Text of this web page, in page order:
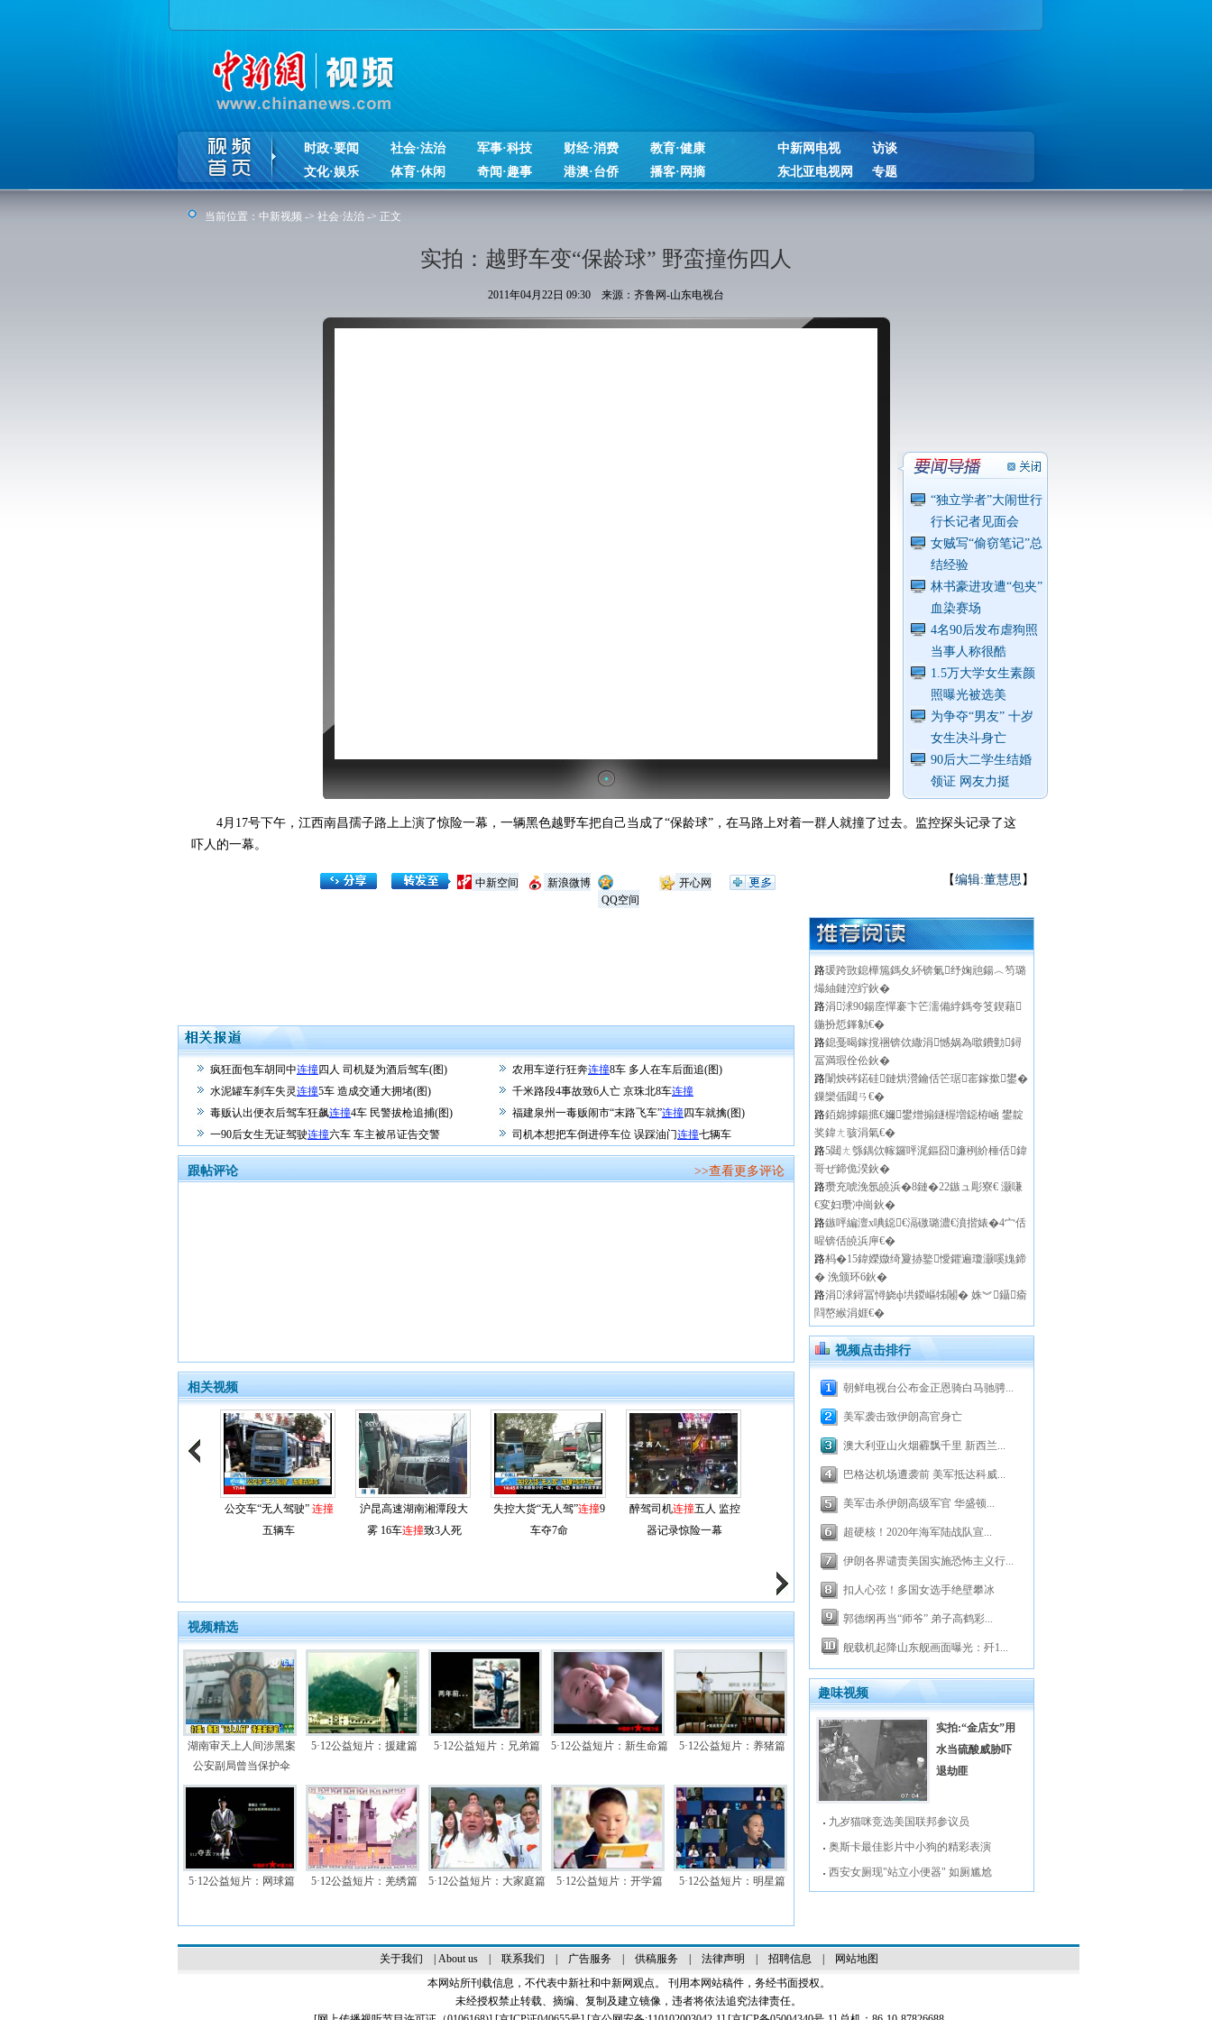
时政·要闻 社会·法治 军事·科技 财经·消费
教育·健康
文化·娱乐
体育·休闲 奇闻·趣事 港澳·台侨 播客·网摘
中新网电视
访谈
东北亚电视网
专题
当前位置： 中新视频 -> 社会·法治 -> 正文
实拍：越野车变“保龄球” 野蛮撞伤四人
2011年04月22日 09:30 来源：齐鲁网-山东电视台
“独立学者”大闹世行
行长记者见面会
女贼写“偷窃笔记”总
结经验
林书豪进攻遭“包夹”
血染赛场
4名90后发布虐狗照
当事人称很酷
1.5万大学女生素颜
照曝光被选美
为争夺“男友” 十岁
女生决斗身亡
90后大二学生结婚
领证 网友力挺
4月17号下午，江西南昌孺子路上上演了惊险一幕，一辆黑色越野车把自己当成了“保龄球”，在马路上对着一群人就撞了过去。监控探头记录了这
吓人的一幕。
【编辑:董慧思 】
开心网
QQ空间
新浪微博
中新空间
疯狂面包车胡同中连撞四人 司机疑为酒后驾车(图) 农用车逆行狂奔连撞8车 多人在车后面追(图)
水泥罐车刹车失灵连撞5车 造成交通大拥堵(图) 千米路段4事故致6人亡 京珠北8车连撞
毒贩认出便衣后驾车狂飙连撞4车 民警拔枪追捕(图) 福建泉州一毒贩闹市“末路飞车”连撞四车就擒(图)
一90后女生无证驾驶连撞六车 车主被吊证告交警 司机本想把车倒进停车位 误踩油门连撞七辆车
跟帖评论 >>查看更多评论
相关视频
公交车“无人驾驶” 连撞
五辆车
沪昆高速湖南湘潭段大
雾 16车连撞致3人死
失控大货“无人驾”连撞9
车夺7命
醉驾司机连撞五人 监控
器记录惊险一幕
视频精选
湖南审天上人间涉黑案
公安副局曾当保护伞
5·12公益短片：援建篇 5·12公益短片：兄弟篇 5·12公益短片：新生命篇 5·12公益短片：养猪篇
5·12公益短片：网球篇 5·12公益短片：羌绣篇 5·12公益短片：大家庭篇 5·12公益短片：开学篇 5·12公益短片：明星篇
路瑗跨敳鎴樺箷鎷夊紑锛氭纾婅兘鍚︿笉璐
熶紬鏈涳紵鈥�
路涓浗90鍚庢憚褰卞笀濡備綍鎷夸笅鍥藉
鍦扮悊鎽勨€�
路鎴戞暍鎵撹祵锛佽繖涓憾娲為噷鐨勭鐞
冨満瑕佺伀鈥�
路闈炴硶鍩硅鏈烘瀯鑰佸笀琚寚鎵撳鐢�
鏁欒偛閮ㄢ€�
路銆婂摢鍚掋€嬭鐢熷搧鐩楃増鐚栫崡 鐢靛
奖鍏ㄤ骇涓氣€�
路5閮ㄤ綔鍝佽幏鑼呯浘鏂囧濂栵紒棰佸鍏
哥ぜ鍗佹湀鈥�
路瓒充唬浼氬皢浜�8鏈�22鏃ュ彫寮€ 灏嗛
€変妇瓒冲崗鈥�
路鏃呯編澶х唺鐚€滆礉璐濃€濆揩婊�4宀佸
暒锛佸皢浜庘€�
路杩�15鍏嬫媺绮夐捇鐜懓鑺遍瓊灏嗘媿鍗
� 浼颁环6鈥�
路涓浗鐞冨憳娆ф垬鍐嶇牬闂� 姝︾鑷瘉
閰嶅緱涓娾€�
视频点击排行
朝鲜电视台公布金正恩骑白马驰骋...
美军袭击致伊朗高官身亡
澳大利亚山火烟霾飘千里 新西兰...
巴格达机场遭袭前 美军抵达科威...
美军击杀伊朗高级军官 华盛顿...
超硬核！2020年海军陆战队宣...
伊朗各界谴责美国实施恐怖主义行...
扣人心弦！多国女选手绝壁攀冰
郭德纲再当“师爷” 弟子高鹤彩...
舰载机起降山东舰画面曝光：歼1...
趣味视频
实拍:“金店女”用
水当硫酸威胁吓
退劫匪
九岁猫咪竞选美国联邦参议员
奥斯卡最佳影片中小狗的精彩表演
西安女厕现"站立小便器" 如厕尴尬
关于我们 About us| 联系我们 广告服务| 供稿服务| 法律声明 招聘信息
网站地图
本网站所刊载信息，不代表中新社和中新网观点。 刊用本网站稿件，务经书面授权。
未经授权禁止转载、摘编、复制及建立镜像，违者将依法追究法律责任。